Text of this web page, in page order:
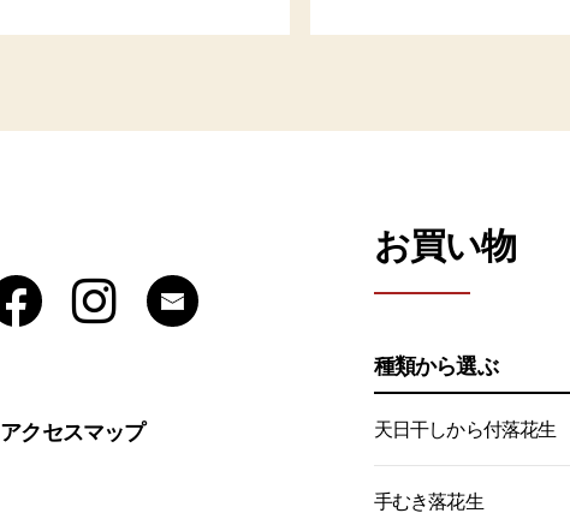
アクセスマップ
お買い物
種類から選ぶ
天日干しから付落花生
手むき落花生